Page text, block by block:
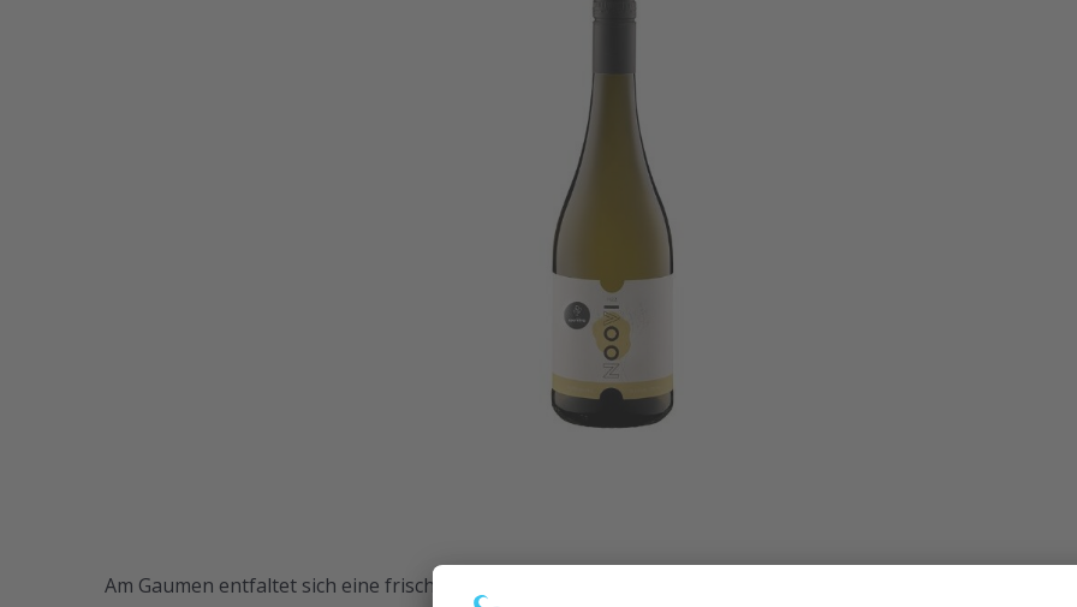
Am Gaumen entfaltet sich eine frische, delikat süße Aromatik. Begleitet wird diese durch eine vollmundige